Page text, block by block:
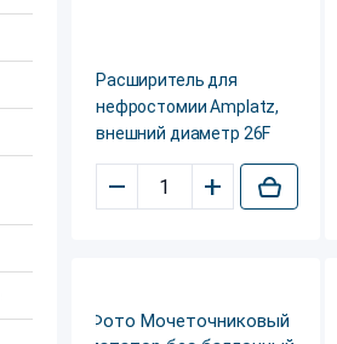
Расширитель для
нефростомии Amplatz,
внешний диаметр 26F
– +